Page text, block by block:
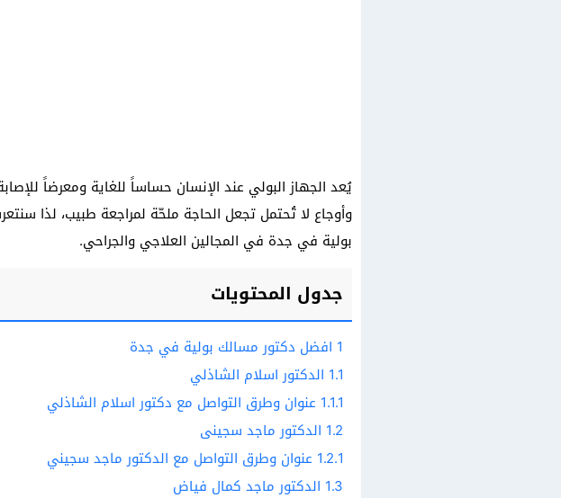
يُعد الجهاز البولي عند الإنسان حساساً للغاية ومعرضاً
وأوجاع لا تُحتمل تجعل الحاجة ملحّة لمراجعة طبيب، لذا
بولية في جدة في المجالين العلاجي والجراحي.
جدول المحتويات
1 افضل دكتور مسالك بولية في جدة
1.1 الدكتور اسلام الشاذلي
1.1.1 عنوان وطرق التواصل مع دكتور اسلام الشاذلي
1.2 الدكتور ماجد سجينى
1.2.1 عنوان وطرق التواصل مع الدكتور ماجد سجيني
1.3 الدكتور ماجد كمال فياض